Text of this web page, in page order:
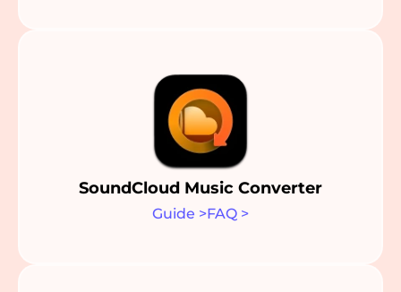
SoundCloud Music Converter
Guide >FAQ >